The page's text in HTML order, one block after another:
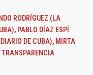
RODRÍGUEZ (LA
, PABLO DÍAZ ESPÍ
DE CUBA), MIRTA
TRANSPARENCIA